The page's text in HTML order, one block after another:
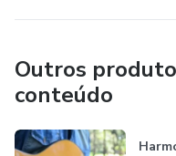
Outros
conteúdo